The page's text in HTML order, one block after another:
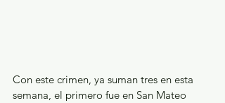
Con este crimen, ya suman tres en esta
semana, el primero fue en San Mateo